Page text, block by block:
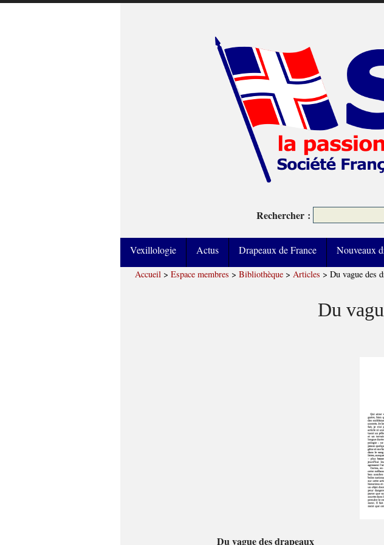
Rechercher :
Vexillologie Actus Drapeaux de France Nouveaux
Accueil > Espace membres > Bibliothèque > Articles > Du vague des
Du
Du vague des drapeaux